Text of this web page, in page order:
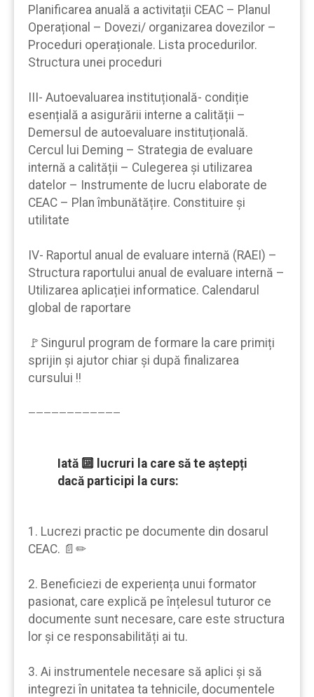
Planificarea anuală a activitații CEAC – Planul
Operațional – Dovezi/ organizarea dovezilor –
Proceduri operaționale. Lista procedurilor.
Structura unei proceduri
III- Autoevaluarea instituțională- condiție
esențială a asigurării interne a calității –
Demersul de autoevaluare instituțională.
Cercul lui Deming – Strategia de evaluare
internă a calității – Culegerea și utilizarea
datelor – Instrumente de lucru elaborate de
CEAC – Plan îmbunătățire. Constituire și
utilitate
IV- Raportul anual de evaluare internă (RAEI) –
Structura raportului anual de evaluare internă –
Utilizarea aplicației informatice. Calendarul
global de raportare
🚩Singurul program de formare la care primiți
sprijin şi ajutor chiar şi după finalizarea
cursului !!
————————————
Iată 🔟 lucruri la care să te aştepți
dacă participi la curs:
1. Lucrezi practic pe documente din dosarul
CEAC. 📄✏
2. Beneficiezi de experiența unui formator
pasionat, care explică pe înțelesul tuturor ce
documente sunt necesare, care este structura
lor şi ce responsabilități ai tu.
3. Ai instrumentele necesare să aplici şi să
integrezi în unitatea ta tehnicile, documentele